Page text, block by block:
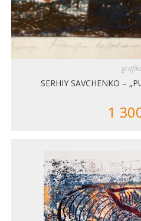
SERHIY SAVCHENKO –
1